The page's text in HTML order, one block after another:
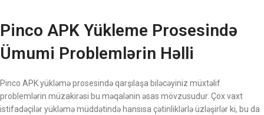
Pinco APK Yükleme Prosesində
Ümumi Problemlərin Həlli
Pinco APK yükləmə prosesində qarşılaşa biləcəyiniz müxtəlif
problemlərin müzakirəsi bu məqalənin əsas mövzusudur. Çox vaxt
istifadəçilər yükləmə müddətində hansısa çətinliklərlə üzləşirlər ki, bu da